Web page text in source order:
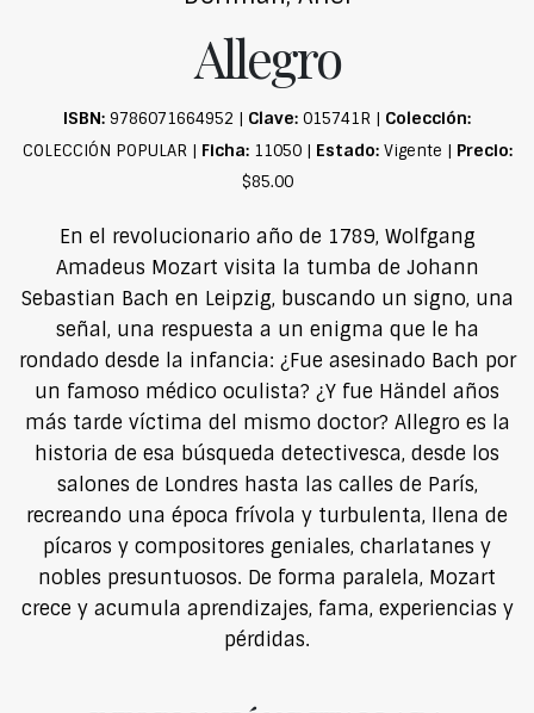
Allegro
ISBN: 9786071664952 | Clave: 015741R | Colección:
COLECCIÓN POPULAR | Ficha:11050 | Estado:Vigente | Precio:
$85.00
En el revolucionario año de 1789, Wolfgang
Amadeus Mozart visita la tumba de Johann
Sebastian Bach en Leipzig, buscando un signo, una
señal, una respuesta a un enigma que le ha
rondado desde la infancia: ¿Fue asesinado Bach por
un famoso médico oculista? ¿Y fue Händel años
más tarde víctima del mismo doctor? Allegro es la
historia de esa búsqueda detectivesca, desde los
salones de Londres hasta las calles de París,
recreando una época frívola y turbulenta, llena de
pícaros y compositores geniales, charlatanes y
nobles presuntuosos. De forma paralela, Mozart
crece y acumula aprendizajes, fama, experiencias y
pérdidas.